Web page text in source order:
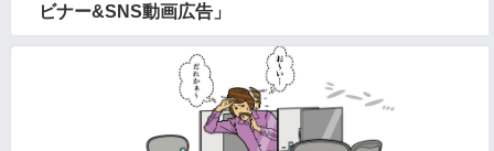
ビナー&SNS動画広告」